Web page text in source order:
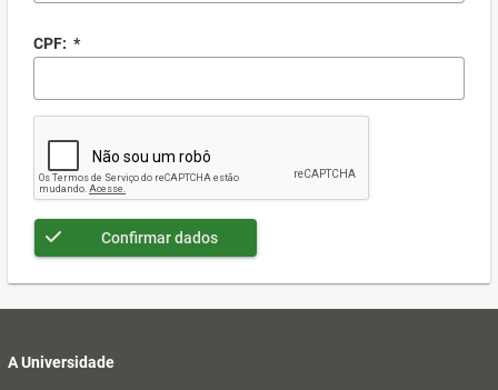
CPF: *
Confirmar dados
A Universidade